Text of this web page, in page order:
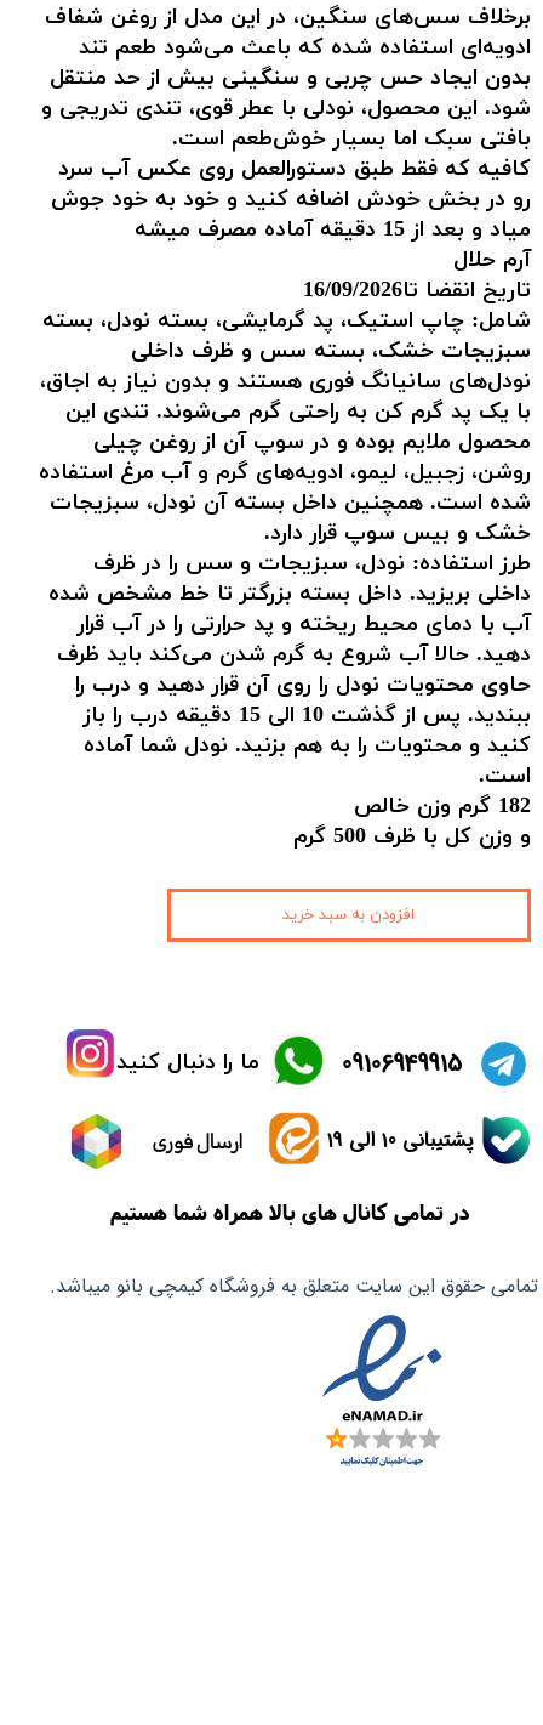
برخلاف سس‌های سنگین، در این مدل از روغن شفاف
ادویه‌ای استفاده شده که باعث می‌شود طعم تند
بدون ایجاد حس چربی و سنگینی بیش از حد منتقل
شود. این محصول، نودلی با عطر قوی، تندی تدریجی و
بافتی سبک اما بسیار خوش‌طعم است.
کافیه که فقط طبق دستورالعمل روی عکس آب سرد
رو در بخش خودش اضافه کنید و خود به خود جوش
میاد و بعد از 15 دقیقه آماده مصرف میشه
آرم حلال
تاریخ انقضا تا16/09/2026
شامل: چاپ استیک، پد گرمایشی، بسته نودل، بسته
سبزیجات خشک، بسته سس و ظرف داخلی
نودل‌های سانیانگ فوری هستند و بدون نیاز به اجاق،
با یک پد گرم کن به راحتی گرم می‌شوند. تندی این
محصول ملایم بوده و در سوپ آن از روغن چیلی
روشن، زجبیل، لیمو، ادویه‌های گرم و آب مرغ استفاده
شده است. همچنین داخل بسته آن نودل، سبزیجات
خشک و بیس سوپ قرار دارد.
طرز استفاده: نودل، سبزیجات و سس را در ظرف
داخلی بریزید. داخل بسته بزرگتر تا خط مشخص شده
آب با دمای محیط ریخته و پد حرارتی را در آب قرار
دهید. حالا آب شروع به گرم شدن می‌کند باید ظرف
حاوی محتویات نودل را روی آن قرار دهید و درب را
ببندید. پس از گذشت 10 الی 15 دقیقه درب را باز
کنید و محتویات را به هم بزنید. نودل شما آماده
است.
182 گرم وزن خالص
و وزن کل با ظرف 500 گرم
افزودن به سبد خرید
تمامی حقوق این سایت متعلق به فروشگاه کیمچی بانو میباشد.
ما را دنبال کنید ​09106949915
ارسال فوری پشتیبانی 10 الی 19
در تمامی کانال های بالا همراه شما هستیم